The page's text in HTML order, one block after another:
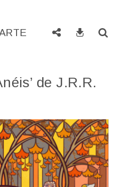
Compartilhe
Baixe
de J.R.R.